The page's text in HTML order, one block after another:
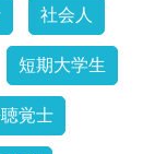
社会人
短期大学生
覚士